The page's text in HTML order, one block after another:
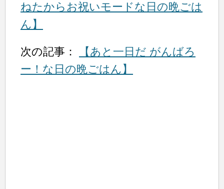
ねたからお祝いモードな日の晩ごは
ん】
次の記事：
【あと一日だ がんばろ
ー！な日の晩ごはん】